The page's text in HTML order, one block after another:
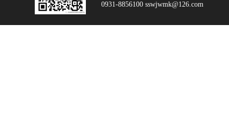
0931-8856100 sswjwmk@126.com